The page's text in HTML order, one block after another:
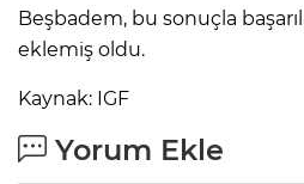
Beşbadem, bu sonuçla
eklemiş oldu.
Kaynak: IGF
Yorum Ekle